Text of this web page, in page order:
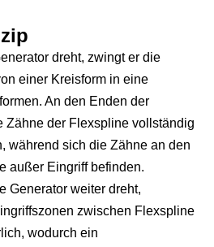
dreht, zwingt er die
einer Kreisform in eine
An den Enden der
Zähne der Flexspline vollständig
während sich die Zähne an den
außer Eingriff befinden.
Generator weiter dreht,
zwischen Flexspline
wodurch ein